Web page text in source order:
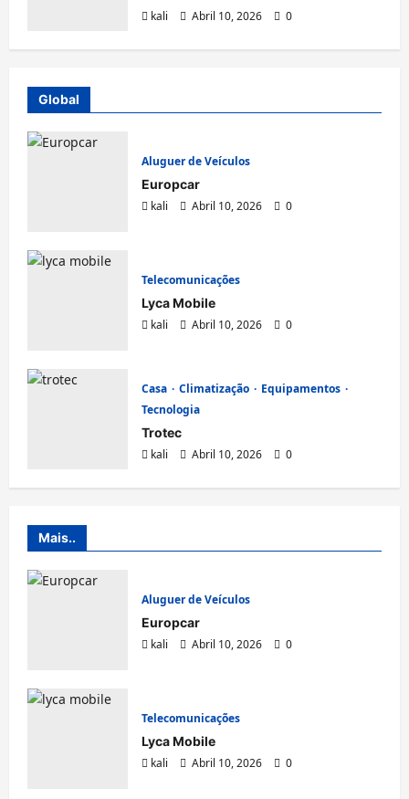
kali
Abril 10, 2026 0
Global
Aluguer de Veículos
Europcar
kali
Abril 10, 2026 0
Telecomunicações
Lyca Mobile
kali
Abril 10, 2026 0
Casa Climatização
Equipamentos
Tecnologia
Trotec
kali
Abril 10, 2026 0
Mais..
Aluguer de Veículos
Europcar
kali
Abril 10, 2026 0
Telecomunicações
Lyca Mobile
kali
Abril 10, 2026 0